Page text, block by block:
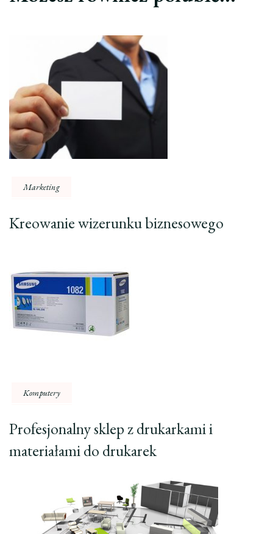
Marketing
Kreowanie wizerunku biznesowego
Komputery
Profesjonalny sklep z drukarkami i
materiałami do drukarek